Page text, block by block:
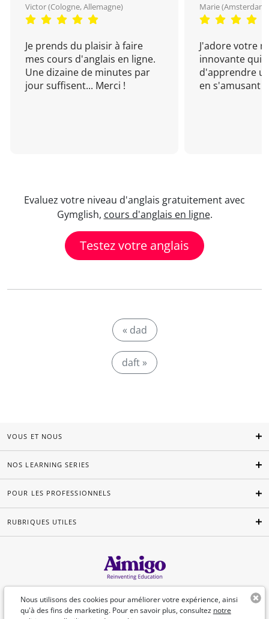
Victor (Cologne, Allemagne)
Je prends du plaisir à faire
mes cours d'anglais en ligne.
Une dizaine de minutes par
jour suffisent... Merci !
Marie (Amsterdam,
J'adore votre
innovante qui
d'apprendre
en s'amusant !
Evaluez votre niveau d'anglais gratuitement avec
Gymglish, cours d'anglais en ligne.
Testez votre anglais
« dad
daft »
Nous utilisons des cookies pour améliorer votre expérience, ainsi
qu'à des fins de marketing. Pour en savoir plus, consultez notre
VOUS ET NOUS
NOS LEARNING SERIES
POUR LES PROFESSIONNELS
RUBRIQUES UTILES
Français